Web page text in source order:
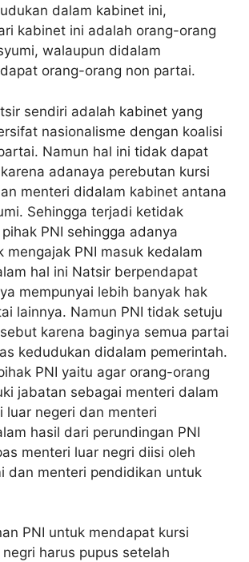
dalam kabinet ini,
kabinet ini adalah orang-orang
walaupun didalam
orang-orang non partai.
sendiri adalah kabinet yang
nasionalisme dengan koalisi
Namun hal ini tidak dapat
adanaya perebutan kursi
menteri didalam kabinet antana
Sehingga terjadi ketidak
PNI sehingga adanya
mengajak PNI masuk kedalam
hal ini Natsir berpendapat
mempunyai lebih banyak hak
lainnya. Namun PNI tidak setuju
karena baginya semua partai
kedudukan didalam pemerintah.
PNI yaitu agar orang-orang
jabatan sebagai menteri dalam
luar negeri dan menteri
hasil dari perundingan PNI
menteri luar negri diisi oleh
dan menteri pendidikan untuk
PNI untuk mendapat kursi
harus pupus setelah